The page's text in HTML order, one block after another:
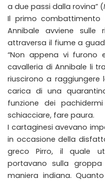
a due passi dalla rovina” (
Il primo
Annibale avviene sulle
attraversa il fiume a
“Non appena vi furono
cavalleria di Annibale li
riuscirono a
carica di una
funzione dei
schiacciare, fare paura.
I cartaginesi avevano
in occasione della
greco Pirro, il quale
portavano sulla
maniera indiana.